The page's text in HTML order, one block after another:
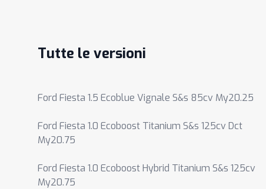
Tutte le versioni
Ford Fiesta 1.5 Ecoblue Vignale S&s 85cv My20.25
Ford Fiesta 1.0 Ecoboost Titanium S&s 125cv Dct
My20.75
Ford Fiesta 1.0 Ecoboost Hybrid Titanium S&s 125cv
My20.75